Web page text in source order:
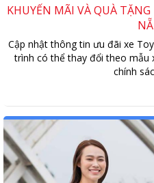
KHUYẾN MÃI VÀ QUÀ
Cập nhật thông tin ưu đãi xe
trình có thể thay đổi theo mẫu
chính